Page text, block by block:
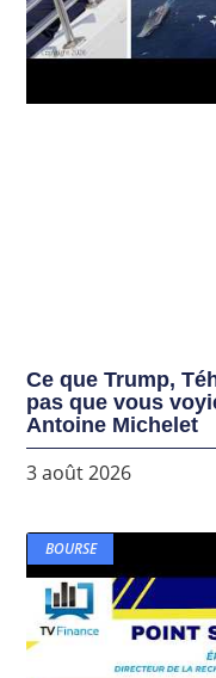
Ce que Trump,
pas que vous
Antoine Michelet
3 août 2026
BOURSE